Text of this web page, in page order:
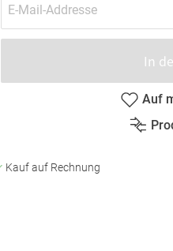
In
Auf
Kauf auf Rechnung